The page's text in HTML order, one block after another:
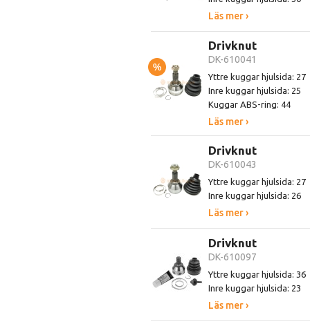
Läs mer ›
%
Drivknut
DK-610041
Yttre kuggar hjulsida: 27
Inre kuggar hjulsida: 25
Kuggar ABS-ring: 44
Läs mer ›
Drivknut
DK-610043
Yttre kuggar hjulsida: 27
Inre kuggar hjulsida: 26
Läs mer ›
Drivknut
DK-610097
Yttre kuggar hjulsida: 36
Inre kuggar hjulsida: 23
Läs mer ›